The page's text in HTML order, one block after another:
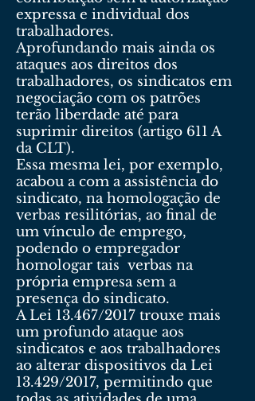
expressa e individual dos
trabalhadores.
Aprofundando mais ainda os
ataques aos direitos dos
trabalhadores, os sindicatos em
negociação com os patrões
terão liberdade até para
suprimir direitos (artigo 611 A
da CLT).
Essa mesma lei, por exemplo,
acabou a com a assistência do
sindicato, na homologação de
verbas resilitórias, ao final de
um vínculo de emprego,
podendo o empregador
homologar tais verbas na
própria empresa sem a
presença do sindicato.
A Lei 13.467/2017 trouxe mais
um profundo ataque aos
sindicatos e aos trabalhadores
ao alterar dispositivos da Lei
13.429/2017, permitindo que